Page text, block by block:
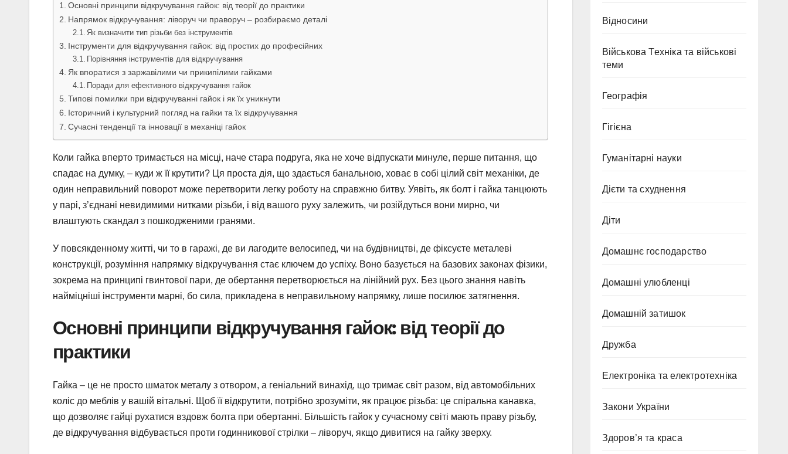
Основні принципи відкручування гайок: від теорії до практики
Напрямок відкручування: ліворуч чи праворуч – розбираємо деталі
Як визначити тип різьби без інструментів
Інструменти для відкручування гайок: від простих до професійних
Порівняння інструментів для відкручування
Як впоратися з заржавілими чи прикипілими гайками
Поради для ефективного відкручування гайок
Типові помилки при відкручуванні гайок і як їх уникнути
Історичний і культурний погляд на гайки та їх відкручування
Сучасні тенденції та інновації в механіці гайок
Коли гайка вперто тримається на місці, наче стара подруга, яка не хоче відпускати минуле, перше питання, що
спадає на думку, – куди ж її крутити? Ця проста дія, що здається банальною, ховає в собі цілий світ механіки, де
один неправильний поворот може перетворити легку роботу на справжню битву. Уявіть, як болт і гайка танцюють
у парі, з’єднані невидимими нитками різьби, і від вашого руху залежить, чи розійдуться вони мирно, чи
влаштують скандал з пошкодженими гранями.
У повсякденному житті, чи то в гаражі, де ви лагодите велосипед, чи на будівництві, де фіксуєте металеві
конструкції, розуміння напрямку відкручування стає ключем до успіху. Воно базується на базових законах фізики,
зокрема на принципі гвинтової пари, де обертання перетворюється на лінійний рух. Без цього знання навіть
найміцніші інструменти марні, бо сила, прикладена в неправильному напрямку, лише посилює затягнення.
Основні принципи відкручування гайок: від теорії до
практики
Гайка – це не просто шматок металу з отвором, а геніальний винахід, що тримає світ разом, від автомобільних
коліс до меблів у вашій вітальні. Щоб її відкрутити, потрібно зрозуміти, як працює різьба: це спіральна канавка,
що дозволяє гайці рухатися вздовж болта при обертанні. Більшість гайок у сучасному світі мають праву різьбу,
де відкручування відбувається проти годинникової стрілки – ліворуч, якщо дивитися на гайку зверху.
Відносини
Військова Техніка та військові
теми
Географія
Гігієна
Гуманітарні науки
Дієти та схуднення
Діти
Домашнє господарство
Домашні улюбленці
Домашній затишок
Дружба
Електроніка та електротехніка
Закони України
Здоров’я та краса